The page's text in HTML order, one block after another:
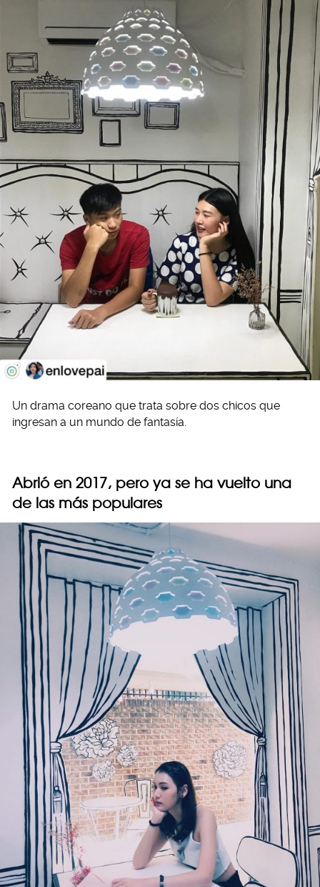
Un drama coreano que trata sobre dos chicos que
ingresan a un mundo de fantasía.
Abrió en 2017, pero ya se ha vuelto una
de las más populares